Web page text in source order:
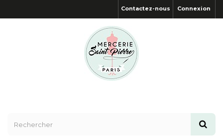
Connexion
Contactez-nous